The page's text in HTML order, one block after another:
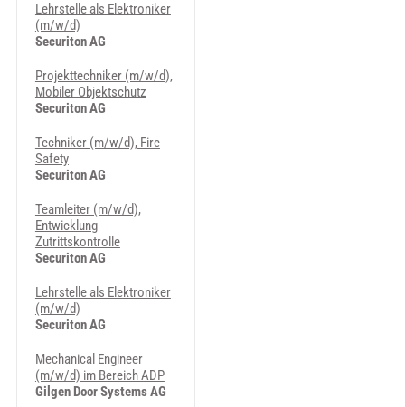
Lehrstelle als Elektroniker
(m/w/d)
Securiton AG
Projekttechniker (m/w/d),
Mobiler Objektschutz
Securiton AG
Techniker (m/w/d), Fire
Safety
Securiton AG
Teamleiter (m/w/d),
Entwicklung
Zutrittskontrolle
Securiton AG
Lehrstelle als Elektroniker
(m/w/d)
Securiton AG
Mechanical Engineer
(m/w/d) im Bereich ADP
Gilgen Door Systems AG